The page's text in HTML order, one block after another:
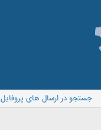
جستجو در ارسال های پروفایل